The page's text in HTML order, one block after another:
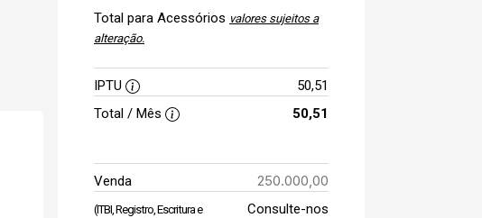
Total para Acessórios valores sujeitos a
alteração.
IPTU
50,51
Total / Mês
50,51
Venda 250.000,00
(ITBI, Registro, Escritura e
Consulte-nos